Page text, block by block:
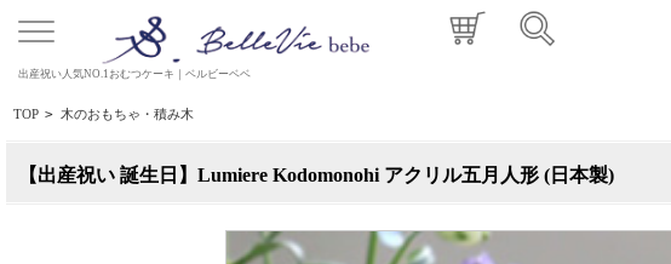
出産祝い人気NO.1おむつケーキ｜ベルビーベベ
TOP > 木のおもちゃ・積み木
【出産祝い 誕生日】Lumiere Kodomonohi アクリル五月人形 (日本製)